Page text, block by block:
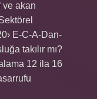
ve akan
E-C-A-Dan-
takılır mı?
12 ila 16